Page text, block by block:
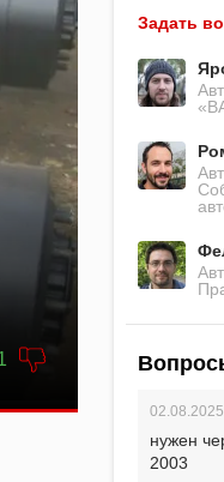
Задать
02.08.2025
нужен
2003